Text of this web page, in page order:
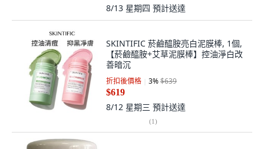
8/13 星期四 預計送達
SKINTIFIC 菸鹼醯胺亮白泥膜棒, 1個,
【菸鹼醯胺+艾草泥膜棒】控油淨白改
善暗沉
折扣後價格 3%$639
$619
8/12 星期三 預計送達
(1)